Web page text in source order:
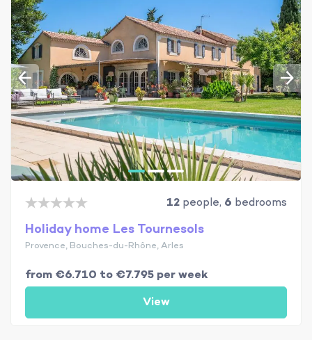
12 people, 6 bedrooms
Holiday home Les Tournesols
Provence, Bouches-du-Rhône, Arles
from €6.710 to €7.795 per week
View